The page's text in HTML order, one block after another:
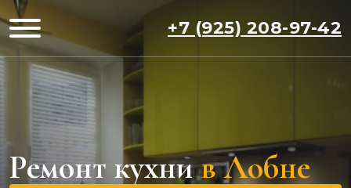
+7 (925) 208-97-42
Ремонт кухнив Лобне